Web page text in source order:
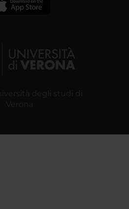
degli studi di
Verona